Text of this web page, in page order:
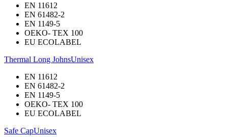
EN 11612
EN 61482-2
EN 1149-5
OEKO- TEX 100
EU ECOLABEL
Thermal Long JohnsUnisex
EN 11612
EN 61482-2
EN 1149-5
OEKO- TEX 100
EU ECOLABEL
Safe CapUnisex